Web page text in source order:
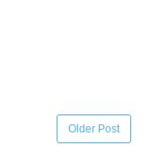
Older Post